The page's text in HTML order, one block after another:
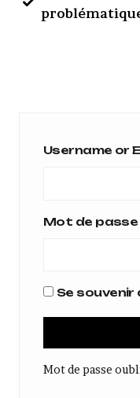
Username or
Mot de passe
Se souvenir
Mot de passe